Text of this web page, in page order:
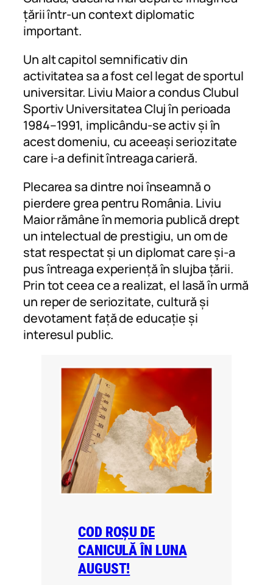
țării într-un context diplomatic
important.
Un alt capitol semnificativ din
activitatea sa a fost cel legat de sportul
universitar. Liviu Maior a condus Clubul
Sportiv Universitatea Cluj în perioada
1984–1991, implicându-se activ și în
acest domeniu, cu aceeași seriozitate
care i-a definit întreaga carieră.
Plecarea sa dintre noi înseamnă o
pierdere grea pentru România. Liviu
Maior rămâne în memoria publică drept
un intelectual de prestigiu, un om de
stat respectat și un diplomat care și-a
pus întreaga experiență în slujba țării.
Prin tot ceea ce a realizat, el lasă în urmă
un reper de seriozitate, cultură și
devotament față de educație și
interesul public.
COD ROȘU DE
CANICULĂ ÎN LUNA
AUGUST!